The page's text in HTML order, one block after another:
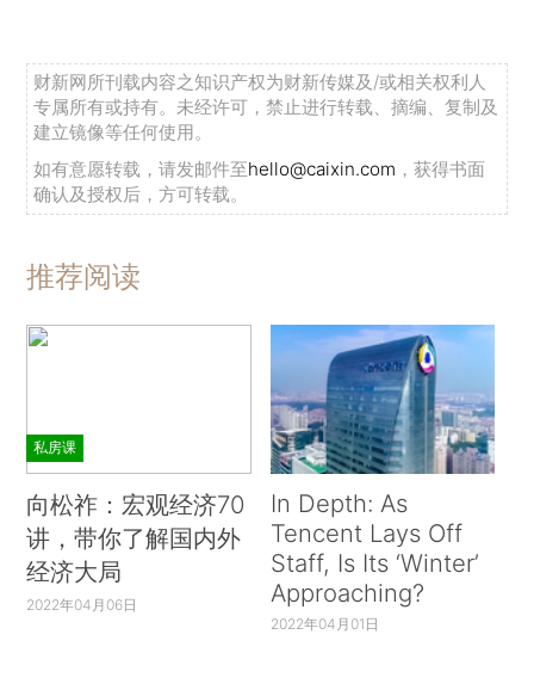
财新网所刊载内容之知识产权为财新传媒及/或相关权利人
专属所有或持有。未经许可，禁止进行转载、摘编、复制及
建立镜像等任何使用。
如有意愿转载，请发邮件至hello@caixin.com ，获得书面
确认及授权后，方可转载。
推荐阅读
私房课
向松祚：宏观经济70
讲，带你了解国内外
经济大局
2022年04月06日
In Depth: As
Tencent Lays Off
Staff, Is Its ‘Winter’
Approaching?
2022年04月01日